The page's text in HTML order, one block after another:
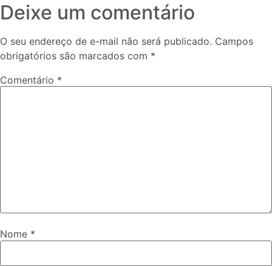
Deixe um comentário
O seu endereço de e-mail não será publicado. Campos
obrigatórios são marcados com *
Comentário *
Nome *